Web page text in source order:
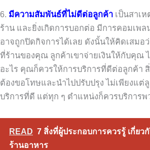
6. มีความสัมพันธ์ที่ไม่ดีต่อลูกค้า เป็นสาเ
ร้าน และยิ่งเกิดการบอกต่อ มีการคอมเพ
อาจถูกปิดกิจการได้เลย ดังนั้นให้คิดเสมอ
ที่ร้านของคุณ ลูกค้าเขาจ่ายเงินให้กับคุณ
อะไร คุณก็ควรให้การบริการที่ดีต่อลูกค้า
ต้องขอโทษและนำไปปรับปรุง ไม่เพียงแต่
บริการที่ดี แต่ทุก ๆ ตำแหน่งก็ควรบริการพ
READ 7 สิ่งที่ผู้ประกอบการควรรู้ เกี่ยว
ร้านอาหาร